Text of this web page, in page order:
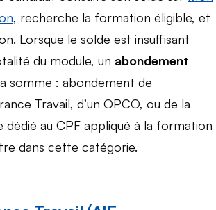
, recherche la formation éligible, et
Lorsque le solde est insuffisant
du module, un abondement
somme : abondement de
Travail, d’un OPCO, ou de la
dédié au CPF appliqué à la formation
dans cette catégorie.